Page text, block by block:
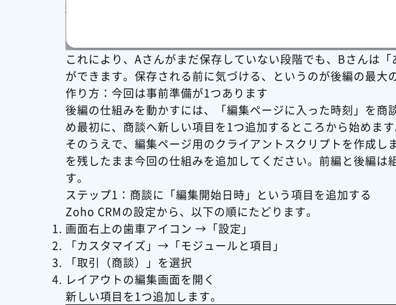
これにより、Aさんがまだ保存していない段階でも、Bさんは
ができます。保存される前に気づける、というのが後編の最大
作り方：今回は事前準備が1つあります
後編の仕組みを動かすには、「編集ページに入った時刻」を商
め最初に、商談へ新しい項目を1つ追加するところから始めます
そのうえで、編集ページ用のクライアントスクリプトを作成
を残したまま今回の仕組みを追加してください。前編と後編は
す。
ステップ1：商談に「編集開始日時」という項目を追加する
Zoho CRMの設定から、以下の順にたどります。
画面右上の歯車アイコン →「設定」
「カスタマイズ」→「モジュールと項目」
「取引（商談）」を選択
レイアウトの編集画面を開く
新しい項目を1つ追加します。